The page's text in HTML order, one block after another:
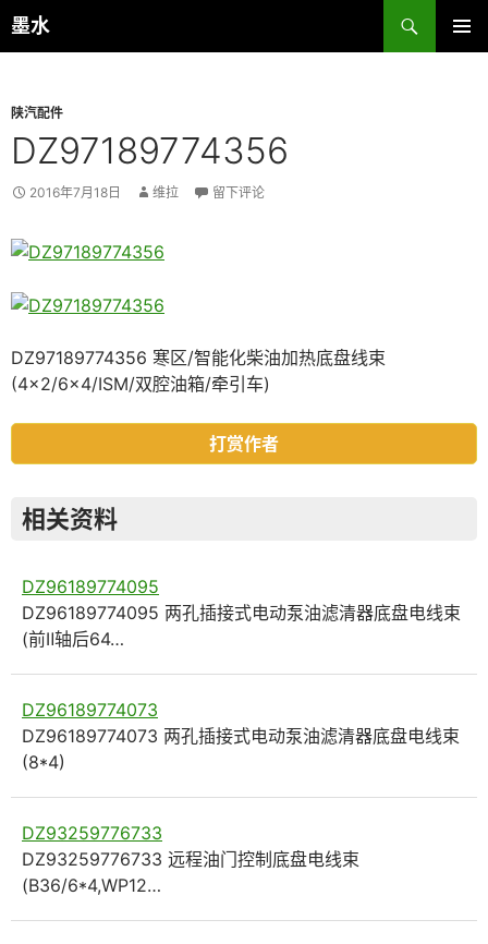
跳
至
墨水
搜
索
陕汽配件
DZ97189774356
2016年7月18日 维拉 留下评论
DZ97189774356 寒区/智能化柴油加热底盘线束
(4×2/6×4/ISM/双腔油箱/牵引车)
打赏作者
相关资料
DZ96189774095
DZ96189774095 两孔插接式电动泵油滤清器底盘电线束
(前Ⅱ轴后64…
DZ96189774073
DZ96189774073 两孔插接式电动泵油滤清器底盘电线束
(8*4)
DZ93259776733
DZ93259776733 远程油门控制底盘电线束
(B36/6*4,WP12…